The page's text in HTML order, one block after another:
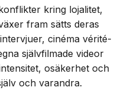
kring lojalitet,
fram sätts deras
cinéma vérité-
självfilmade videor
osäkerhet och
och varandra.